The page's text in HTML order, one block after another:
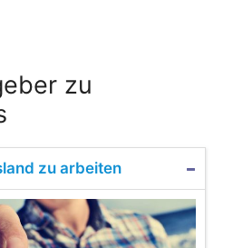
zu
zu arbeiten